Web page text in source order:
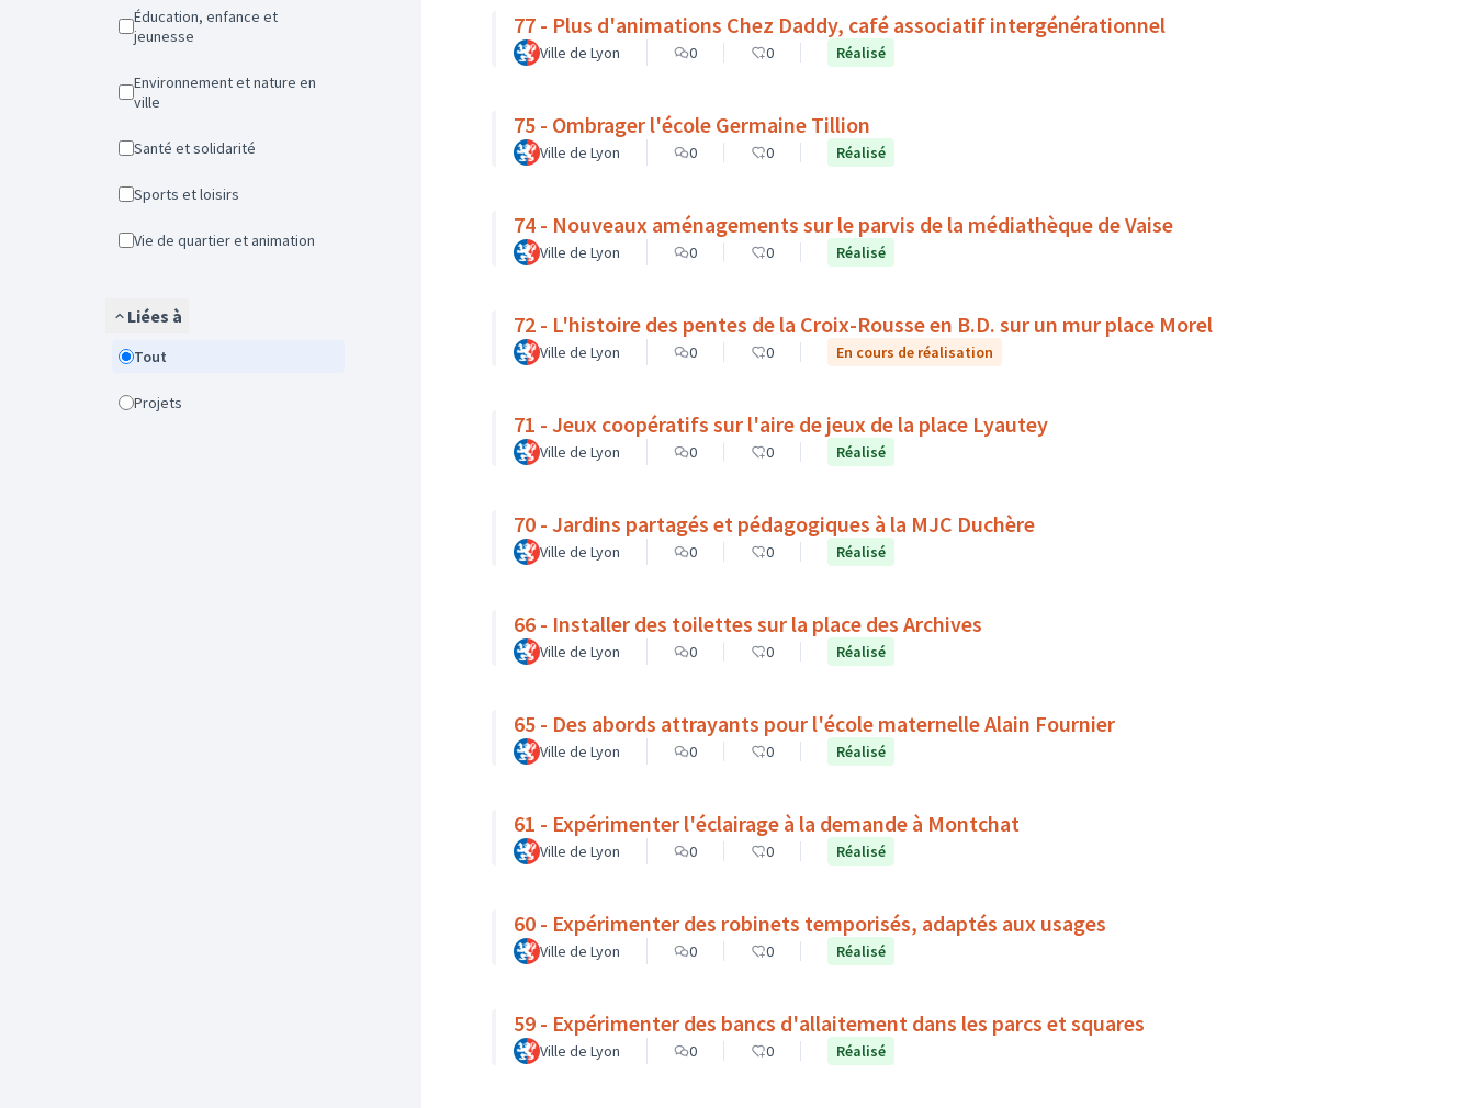
Éducation, enfance et
jeunesse
Environnement et nature en
ville
Santé et solidarité
Sports et loisirs
Vie de quartier et animation
Liées à
Tout
Projets
77 - Plus d'animations Chez Daddy, café associatif intergénérationnel
Ville de Lyon 0 0 Réalisé
75 - Ombrager l'école Germaine Tillion
Ville de Lyon 0 0 Réalisé
74 - Nouveaux aménagements sur le parvis de la médiathèque de Vaise
Ville de Lyon 0 0 Réalisé
72 - L'histoire des pentes de la Croix-Rousse en B.D. sur un mur place Morel
Ville de Lyon 0 0 En cours de réalisation
71 - Jeux coopératifs sur l'aire de jeux de la place Lyautey
Ville de Lyon 0 0 Réalisé
70 - Jardins partagés et pédagogiques à la MJC Duchère
Ville de Lyon 0 0 Réalisé
66 - Installer des toilettes sur la place des Archives
Ville de Lyon 0 0 Réalisé
65 - Des abords attrayants pour l'école maternelle Alain Fournier
Ville de Lyon 0 0 Réalisé
61 - Expérimenter l'éclairage à la demande à Montchat
Ville de Lyon 0 0 Réalisé
60 - Expérimenter des robinets temporisés, adaptés aux usages
Ville de Lyon 0 0 Réalisé
59 - Expérimenter des bancs d'allaitement dans les parcs et squares
Ville de Lyon 0 0 Réalisé